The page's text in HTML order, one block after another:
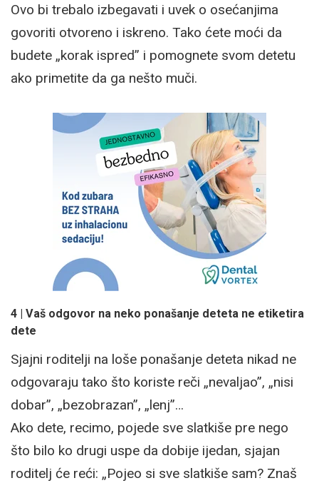
Ovo bi trebalo izbegavati i uvek o osećanjima
govoriti otvoreno i iskreno. Tako ćete moći da
budete „korak ispred” i pomognete svom detetu
ako primetite da ga nešto muči.
4 | Vaš odgovor na neko ponašanje deteta ne etiketira
dete
Sjajni roditelji na loše ponašanje deteta nikad ne
odgovaraju tako što koriste reči „nevaljao”, „nisi
dobar”, „bezobrazan”, „lenj”…
Ako dete, recimo, pojede sve slatkiše pre nego
što bilo ko drugi uspe da dobije ijedan, sjajan
roditelj će reći: „Pojeo si sve slatkiše sam? Znaš